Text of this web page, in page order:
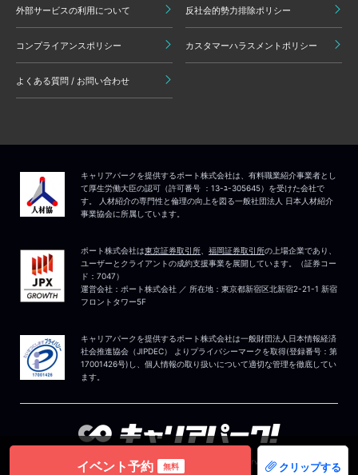
イベント予約 無料 クリップする
外部サービスの利用について 反社会的勢力排除ポリシー
コンプライアンスポリシー カスタマーハラスメントポリシー
よくある質問 / お問い合わせ